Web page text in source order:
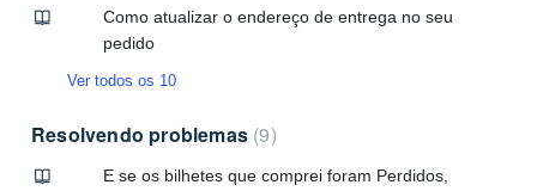
Como atualizar o endereço de entrega no seu
pedido
Ver todos os 10
Resolvendo problemas 9
E se os bilhetes que comprei foram Perdidos,